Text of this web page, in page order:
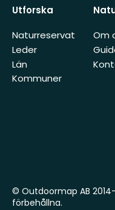
Utforska
Naturreservat
Leder
Län
Kommuner
Om
© Outdoormap AB
förbehållna.